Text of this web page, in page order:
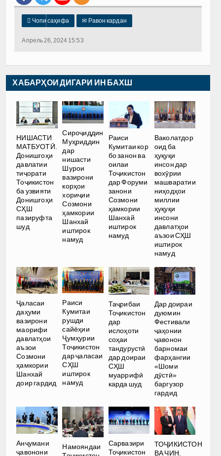
 Чопи саҳифа ✉ Равон кардан
Апрель 26, 2024 15:53
ХАБАРҲОИ ДИГАРИ ИН БАХШ
НИШАСТИ
МАТБУОТӢ.
Донишгоҳи
давлатии
тиҷорати
Тоҷикистон
ба узвияти
Донишгоҳи
СҲШ
пазируфта
шуд
Сироҷиддин
Муҳриддин
дар
нишасти
Шурои
вазирони
корҳои
хориҷии
Созмони
ҳамкории
Шанхай
иштирок
намуд
Раиси
Кумитаи кор
бо занон ва
оилаи
Тоҷикистон
дар Форуми
занони
Созмони
ҳамкории
Шанхай
иштирок
намуд
Ваколатдор
оид ба
ҳуқуқи
инсон дар
вохӯрии
машваратии
ниҳодҳои
миллии
ҳуқуқи
инсони
давлатҳои
аъзои СҲШ
иштирок
намуд
Ҷаласаи
даҳуми
вазирони
маорифи
давлатҳои
аъзои
Созмони
ҳамкории
Шанхай
доир гардид
Раиси
Кумитаи
рушди
сайёҳии
Ҷумҳурии
Тоҷикистон
дар ҷаласаи
СҲШ
иштирок
намуд
Таҷрибаи
Тоҷикистон
дар
ислоҳоти
соҳаи
тандурустӣ
дар доираи
СҲШ
муаррифӣ
карда шуд
Дар доираи
дуюмин
Фестивали
ҷаҳонии
ҷавонон
барномаи
фарҳангии
«Шоми
дӯстӣ»
баргузор
гардид
Анҷумани
ҷавонони
Намояндаи
Сарвазири
Тоҷикистон
ТОҶИКИСТОН
ВА ЧИН.